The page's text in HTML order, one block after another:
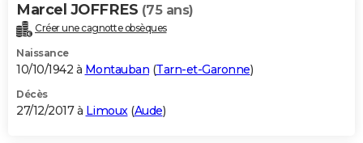
Marcel JOFFRES (75 ans)
Créer une cagnotte obsèques
Naissance
10/10/1942 à Montauban (Tarn-et-Garonne)
Décès
27/12/2017 à Limoux(Aude)